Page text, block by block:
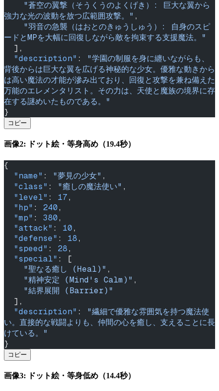
強力な光の波動を放つ広範囲攻撃。" ,
ードとMPを大幅に回復しながら敵を拘束する支援魔法。"
  ],
  "description"
: "学園の制服を身に纏いながらも、
背後からは巨大な翼を広げる神秘的な少女。優雅な動きから
は高い魔法の才能が滲み出ており、回復と攻撃を兼ね備えた
万能のエレメンタリスト。その力は、天使と魔族の境界に存
在する謎めいたものである。"
}
コピー
画像2: ドット絵・等身高め（19.4秒）
{
  "name"
: "夢見の少女" ,
  "class"
: "癒しの魔法使い" ,
  "level"
: 17,
  "hp"
: 240,
  "mp"
: 380,
  "attack"
: 10,
  "defense"
: 18,
  "speed"
: 28,
  "special"
: [
    "聖なる癒し (Heal)"
,
    "精神安定 (Mind's Calm)"
,
    "結界展開 (Barrier)"
  ],
  "description"
: "繊細で優雅な雰囲気を持つ魔法使
い。直接的な戦闘よりも、仲間の心を癒し、支えることに長
けている。"
}
コピー
画像3: ドット絵・等身低め（14.4秒）